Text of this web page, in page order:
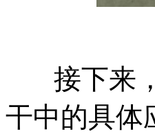
接下来
干中的具体